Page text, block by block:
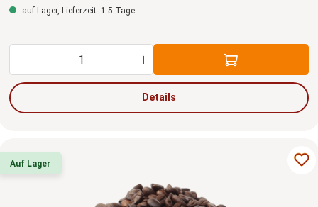
auf Lager, Lieferzeit: 1-5 Tage
Produkt Anzahl: Gib den gewünschten Wert
Details
Auf Lager